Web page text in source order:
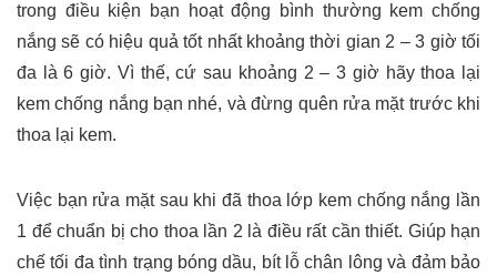
trong điều kiện bạn hoạt động bình thường kem chống
nắng sẽ có hiệu quả tốt nhất khoảng thời gian 2 – 3 giờ tối
đa là 6 giờ. Vì thế, cứ sau khoảng 2 – 3 giờ hãy thoa lại
kem chống nắng bạn nhé, và đừng quên rửa mặt trước khi
thoa lại kem.
Việc bạn rửa mặt sau khi đã thoa lớp kem chống nắng lần
1 để chuẩn bị cho thoa lần 2 là điều rất cần thiết. Giúp hạn
chế tối đa tình trạng bóng dầu, bít lỗ chân lông và đảm bảo